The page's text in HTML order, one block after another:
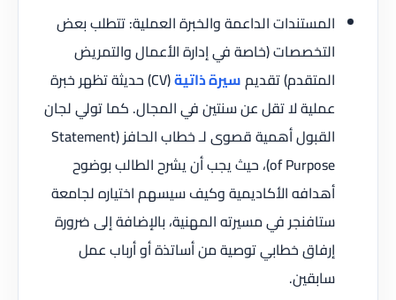
المستندات الداعمة والخبرة العملية: تتطلب بعض
التخصصات (خاصة في إدارة الأعمال والتمريض
المتقدم) تقديمسيرة ذاتية
(CV) حديثة تظهر خبرة
عملية لا تقل عن سنتين في المجال. كما تولي لجان
القبول أهمية قصوى لـ خطاب الحافز (Statement
of Purpose)، حيث يجب أن يشرح الطالب بوضوح
أهدافه الأكاديمية وكيف سيسهم اختياره لجامعة
ستافنجر في مسيرته المهنية، بالإضافة إلى ضرورة
إرفاق خطابي توصية من أساتذة أو أرباب عمل
سابقين.